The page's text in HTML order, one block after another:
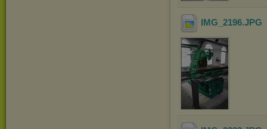
IMG_2196.JPG